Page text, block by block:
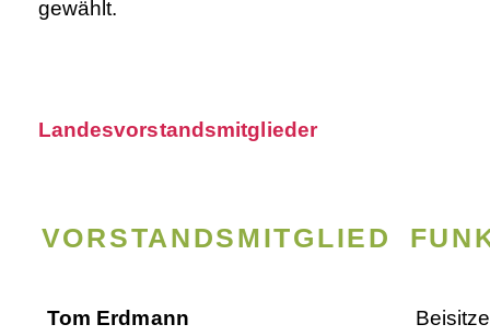
gewählt.
Landesvorstandsmitglieder
VORSTANDSMITGLIED
Tom Erdmann